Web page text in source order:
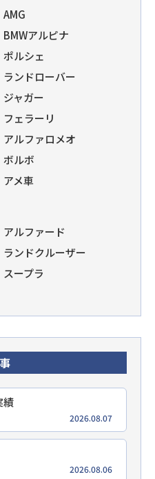
AMG
BMWアルピナ
ポルシェ
ランドローバー
ジャガー
フェラーリ
アルファロメオ
ボルボ
アメ車
アルファード
ランドクルーザー
スープラ
績
2026.08.07
2026.08.06